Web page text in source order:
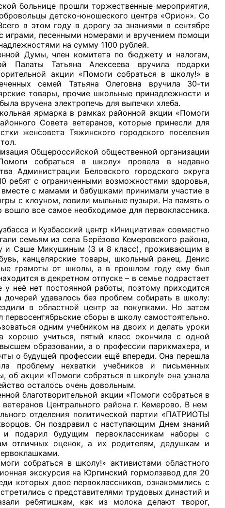
больнице прошли торжественные мероприятия,
детско-юношеского центра «Орион». Со
в этом году в дорогу за знаниями в сентябре
играми, песенными номерами и вручением помощи
на сумму 1100 рублей.
Думы, член комитета по бюджету и налогам,
Палаты Татьяна Алексеева вручила подарки
акции «Помоги собраться в школу!» в
семей Татьяна Олеговна вручила 30-ти
товары, прочие школьные принадлежности и
вручена электропечь для выпечки хлеба.
ярмарка в рамках районной акции «Помоги
Совета ветеранов, которые принесли для
женсовета Тяжинского городского поселения
Общероссийской общественной организации
собраться в школу» провела в недавно
Администрации Беловского городского округа
ребят с ограниченными возможностями здоровья,
с мамами и бабушками принимали участие в
с клоуном, ловили мыльные пузыри. На память о
все самое необходимое для первоклассника.
и Кузбасский центр «Инициатива» совместно
семьям из села Берёзово Кемеровского района,
и Саше Микушиным (3 и 8 класс), проживающим в
канцелярские товары, школьный ранец. Денис
грамоты от школы, а в прошлом году ему был
в декретном отпуске – в семье подрастает
неё нет постоянной работы, поэтому приходится
удавалось без проблем собирать в школу:
в областной центр за покупками. Но затем
сборы в школу самостоятельно.
одним учебником на двоих и делать уроки
учиться, пятый класс окончила с одной
образовании, а о профессии парикмахера, и
о будущей профессии ещё впереди. Она перешла
нехватки учебников и письменных
акции «Помоги собраться в школу!» она узнала
осталось очень довольным.
благотворительной акции «Помоги собраться в
Центрального района г. Кемерово. В нем
отделения политической партии «ПАТРИОТЫ
Он поздравил с наступающим Днем знаний
подарил будущим первоклассникам наборы с
отличных оценок, а их родителям, дедушкам и
в школу!» активистами областного
экскурсия на Юргинский гормолзавод для 20
которых двое первоклассников, ознакомились с
с представителями трудовых династий и
ребятишкам, как из молока делают творог,